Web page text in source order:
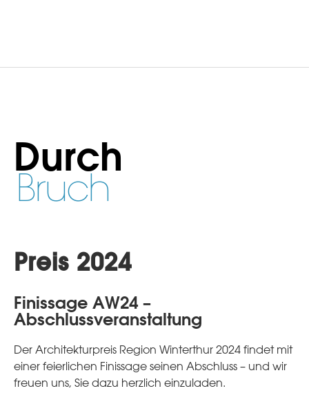
Durch
Bruch
Preis 2024
Finissage AW24 –
Abschlussveranstaltung
Der Architekturpreis Region Winterthur 2024 findet mit
einer feierlichen Finissage seinen Abschluss – und wir
freuen uns, Sie dazu herzlich einzuladen.